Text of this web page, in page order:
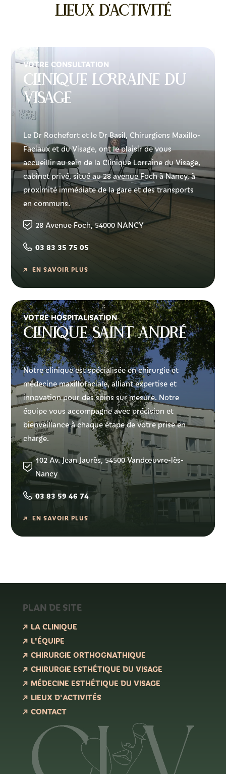
Lieux d'activité
VOTRE CONSULTATION
Clinique Lorraine du
visage
Le Dr Rochefort et le Dr Basil, Chirurgiens Maxillo-
Faciaux et du Visage, ont le plaisir de vous
accueillir au sein de la Clinique Lorraine du Visage,
cabinet privé, situé au 28 avenue Foch à Nancy, à
proximité immédiate de la gare et des transports
en communs.
28 Avenue Foch, 54000 NANCY
03 83 35 75 05
EN SAVOIR PLUS
VOTRE HOSPITALISATION
Clinique Saint André
Notre clinique est spécialisée en chirurgie et
médecine maxillofaciale, alliant expertise et
innovation pour des soins sur mesure. Notre
équipe vous accompagne avec précision et
bienveillance à chaque étape de votre prise en
charge.
102 Av. Jean Jaurès, 54500 Vandœuvre-lès-
Nancy
03 83 59 46 74
EN SAVOIR PLUS
PLAN DE SITE
LA CLINIQUE
L'ÉQUIPE
CHIRURGIE ORTHOGNATHIQUE
CHIRURGIE ESTHÉTIQUE DU VISAGE
MÉDECINE ESTHÉTIQUE DU VISAGE
LIEUX D'ACTIVITÉS
CONTACT